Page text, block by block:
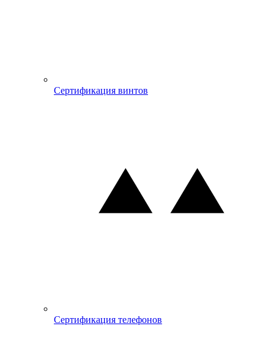
Сертификация винтов
Сертификация телефонов